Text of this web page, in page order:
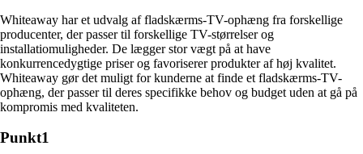
Whiteaway har et udvalg af fladskærms-TV-ophæng fra forskellige
producenter, der passer til forskellige TV-størrelser og
installatiomuligheder. De lægger stor vægt på at have
konkurrencedygtige priser og favoriserer produkter af høj kvalitet.
Whiteaway gør det muligt for kunderne at finde et fladskærms-TV-
ophæng, der passer til deres specifikke behov og budget uden at gå på
kompromis med kvaliteten.
Punkt1